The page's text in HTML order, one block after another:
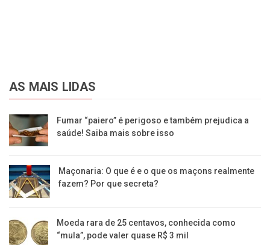
AS MAIS LIDAS
Fumar “paiero” é perigoso e também prejudica a
saúde! Saiba mais sobre isso
Maçonaria: O que é e o que os maçons realmente
fazem? Por que secreta?
Moeda rara de 25 centavos, conhecida como
“mula”, pode valer quase R$ 3 mil